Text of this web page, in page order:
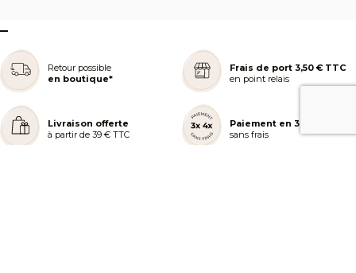
–
Retour possible
en boutique*
Frais de port 3,50 € TTC
en point relais
Livraison offerte
à partir de 39 € TTC
Paiement en 3 ou 4x
sans frais